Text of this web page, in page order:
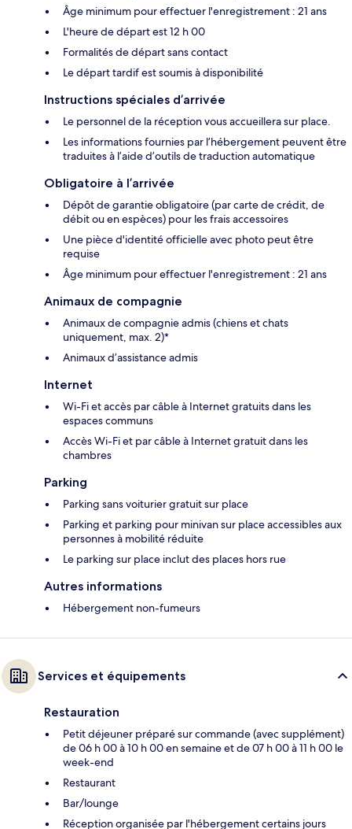
Âge minimum pour effectuer l'enregistrement : 21 ans
L'heure de départ est 12 h 00
Formalités de départ sans contact
Le départ tardif est soumis à disponibilité
Instructions spéciales d’arrivée
Le personnel de la réception vous accueillera sur place.
Les informations fournies par l’hébergement peuvent être
traduites à l’aide d’outils de traduction automatique
Obligatoire à l’arrivée
Dépôt de garantie obligatoire (par carte de crédit, de
débit ou en espèces) pour les frais accessoires
Une pièce d'identité officielle avec photo peut être
requise
Âge minimum pour effectuer l'enregistrement : 21 ans
Animaux de compagnie
Animaux de compagnie admis (chiens et chats
uniquement, max. 2)*
Animaux d’assistance admis
Internet
Wi-Fi et accès par câble à Internet gratuits dans les
espaces communs
Accès Wi-Fi et par câble à Internet gratuit dans les
chambres
Parking
Parking sans voiturier gratuit sur place
Parking et parking pour minivan sur place accessibles aux
personnes à mobilité réduite
Le parking sur place inclut des places hors rue
Autres informations
Hébergement non-fumeurs
Services et équipements
Restauration
Petit déjeuner préparé sur commande (avec supplément)
de 06 h 00 à 10 h 00 en semaine et de 07 h 00 à 11 h 00 le
week-end
Restaurant
Bar/lounge
Réception organisée par l'hébergement certains jours